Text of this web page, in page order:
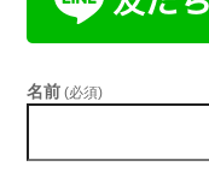
名前 (必須)